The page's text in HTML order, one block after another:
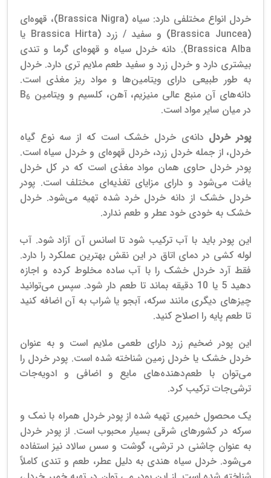
خردل انواع مختلفی دارد: سیاه (Brassica Nigra)، قهوه‌ای
(Brassica Juncea) و سفید / زرد (Brassica Hirta یا
Brassica Alba). دانه خردل سیاه و قهوه‌ای گرما و تندی
بیشتری دارد و خردل زرد و سفید طعم ملایم تری دارد. خردل
به طور طبیعی دارای ویتامین‌ها و مواد ریز مغذی است.
دانه‌های آن منبع عالی منیزیم، آهن، کلسیم و ویتامین B 6
در میان سایر مواد است.
پودر خردل دانه‌ی خردل خشک است که از سه نوع گیاه
خردل، از جمله خردل زرد، خردل قهوه‌ای و خردل سیاه است.
پودر خردل حاوی همان مواد مغذی است که در کل خردل
یافت می‌شود و دارای مزایای تغذیه‌ای مختلف است. پودر
خردل خشک از دانه خردل خرد شده تهیه می‌شود. خردل
خشک به خودی خود عطر و طعم ندارد.
این پودر باید با آب ترکیب شود تا اسانس آن آزاد شود. آب
لوله کشی در دمای اتاق در این نقش بهترین عملکرد را دارد.
فقط آرد خردل خشک را با آب ساده مخلوط کرده و اجازه
دهید 5 یا 10 دقیقه بماند تا طعم دار شود. سپس می‌توانید
چیزهای دیگری مانند سرکه، آبجو یا شراب به آن اضافه کنید
تا طعم پایه را اصلاح کنید.
این پودر ضخیم زرد دارای طعمی ملایم است و به عنوان
خردل خشک یا خردل زمین شناخته شده است. پودر خردل را
می‌توان با طعم‌دهنده‌های مایع و اضافی و ادویه‌جات
ترشی‌جات ترکیب کرد.
یک محصول خمیری تهیه شده از پودر خردل همراه با نمک و
سرکه در کشورهای شرقی بسیار محبوب است. از پودر خردل
به عنوان چاشنی در ترشی، گوشت و سس سالاد نیز استفاده
می‌شود. خردل سیاه هندی به دلیل عطر، طعم و تندی کاملاً